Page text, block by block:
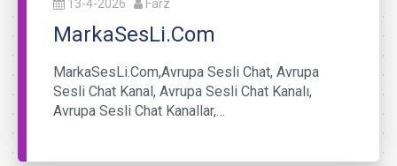
13-4-2026 Farz
MarkaSesLi.Com
MarkaSesLi.Com,Avrupa Sesli Chat, Avrupa
Sesli Chat Kanal, Avrupa Sesli Chat Kanalı,
Avrupa Sesli Chat Kanallar,…